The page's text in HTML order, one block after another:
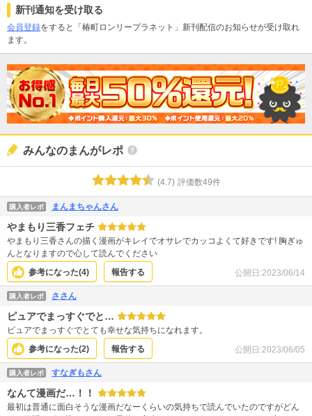
新刊通知を受け取る
会員登録をすると「椿町ロンリープラネット」新刊配信のお知らせが受け取れ
ます。
みんなのまんがレポ
(4.7) 評価数49件
購入者レポ まんまちゃんさん
やまもり三香フェチ
やまもり三香さんの描く漫画がキレイでオサレでカッコよくて好きです! 胸ぎゅ
んとなりますので心して読んでください
参考になった(4) 報告する 公開日:2023/06/14
購入者レポ ささん
ピュアでまっすぐでと…
ピュアでまっすぐでとても幸せな気持ちになれます。
参考になった(2) 報告する 公開日:2023/06/05
購入者レポ すなぎもさん
なんて漫画だ…！！
最初は普通に面白そうな漫画だなーくらいの気持ちで読んでいたのですがどん